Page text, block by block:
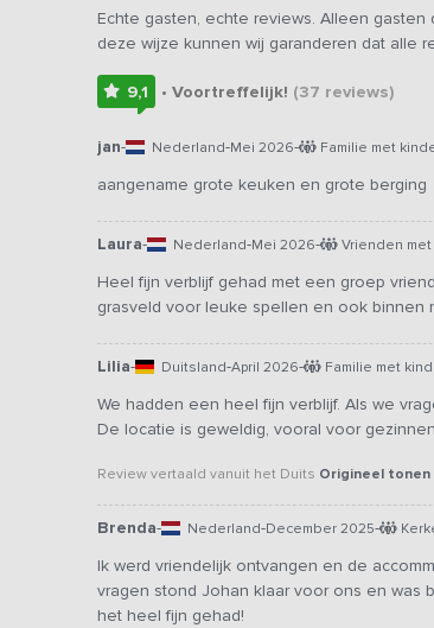
Echte gasten, echte reviews. Alleen
deze wijze kunnen wij garanderen dat alle
9,1 • Voortreffelijk! (37 reviews)
jan- Nederland-Mei 2026- Familie met
aangename grote keuken en grote berging
Laura- Nederland-Mei 2026- Vrienden
Heel fijn verblijf gehad met een groep
grasveld voor leuke spellen en ook binnen
Lilia- Duitsland-April 2026- Familie met
We hadden een heel fijn verblijf. Als we
De locatie is geweldig, vooral voor
Review vertaald vanuit het Duits Origineel tonen
Brenda- Nederland-December 2025-
Ik werd vriendelijk ontvangen en de
vragen stond Johan klaar voor ons en was
het heel fijn gehad!